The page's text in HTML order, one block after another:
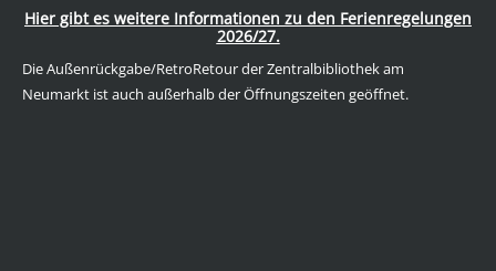
Hier gibt es weitere Informationen zu den Ferienregelungen
2026/27.
Die Außenrückgabe/RetroRetour der Zentralbibliothek am
Neumarkt ist auch außerhalb der Öffnungszeiten geöffnet.